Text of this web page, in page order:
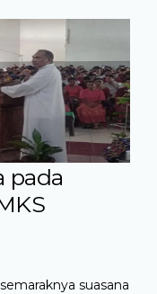
pada
suasana